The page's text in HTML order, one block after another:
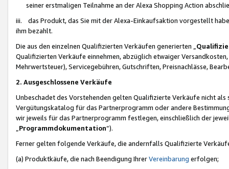
seiner erstmaligen Teilnahme an der Alexa Shopping Action
iii. das Produkt, das Sie mit der Alexa-Einkaufsaktion vorgestellt
ihm bezahlt.
Die aus den einzelnen Qualifizierten Verkäufen generierten „
Qualifizierten Verkäufe einnehmen, abzüglich etwaiger
Mehrwertsteuer), Servicegebühren, Gutschriften, Preisnachlässe,
2. Ausgeschlossene Verkäufe
Unbeschadet des Vorstehenden gelten Qualifizierte Verkäufe nicht
Vergütungskatalog für das Partnerprogramm oder andere
wir jeweils für das Partnerprogramm festlegen, einschließlich der
Programmdokumentation“).
Ferner gelten folgende Verkäufe, die andernfalls Qualifizierte
(a) Produktkäufe, die nach Beendigung IhrerVereinbarung erfolgen;